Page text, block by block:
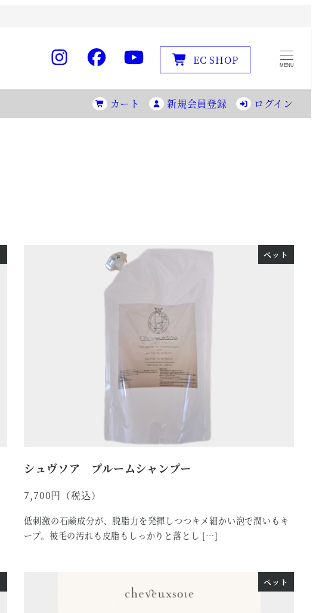
EC SHOP MENU
カート 新規会員登録 ログイン
ペット
シュヴソア プルームシャンプー
7,700
低刺激の石鹸成分が、脱脂力を発揮しつつキメ細かい泡で潤いもキ
ープ。被毛の汚れも皮脂もしっかりと落とし […]
ペット